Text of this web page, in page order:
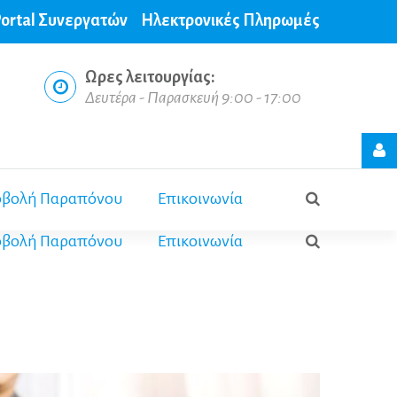
Συνεργατών Ηλεκτρονικές Πληρωμές
Ωρες λειτουργίας:
Δευτέρα - Παρασκευή 9:00 - 17:00
Παραπόνου Επικοινωνία
Παραπόνου Επικοινωνία
Login
form
Σύνδεση